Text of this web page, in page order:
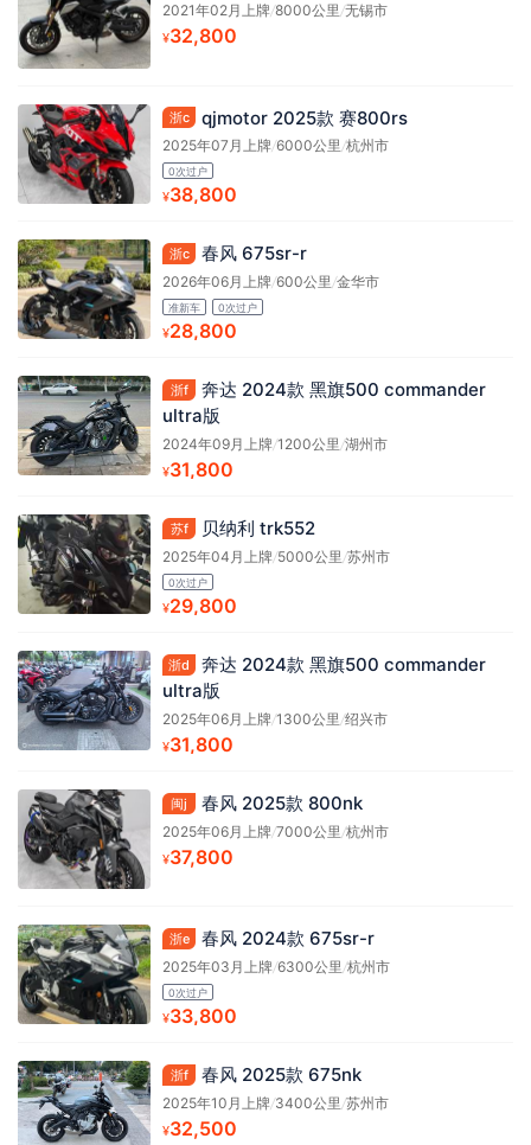
2021年02月上牌/8000公里/无锡市
¥32,800
浙c qjmotor 2025款 赛800rs
2025年07月上牌/6000公里/杭州市
0次过户
¥38,800
浙c 春风 675sr-r
2026年06月上牌/600公里/金华市
准新车 0次过户
¥28,800
浙f
奔达 2024款 黑旗500 commander
ultra版
2024年09月上牌/1200公里/湖州市
¥31,800
苏f 贝纳利 trk552
2025年04月上牌/5000公里/苏州市
0次过户
¥29,800
浙d
奔达 2024款 黑旗500 commander
ultra版
2025年06月上牌/1300公里/绍兴市
¥31,800
闽j 春风 2025款 800nk
2025年06月上牌/7000公里/杭州市
¥37,800
浙e 春风 2024款 675sr-r
2025年03月上牌/6300公里/杭州市
0次过户
¥33,800
浙f 春风 2025款 675nk
2025年10月上牌/3400公里/苏州市
¥32,500